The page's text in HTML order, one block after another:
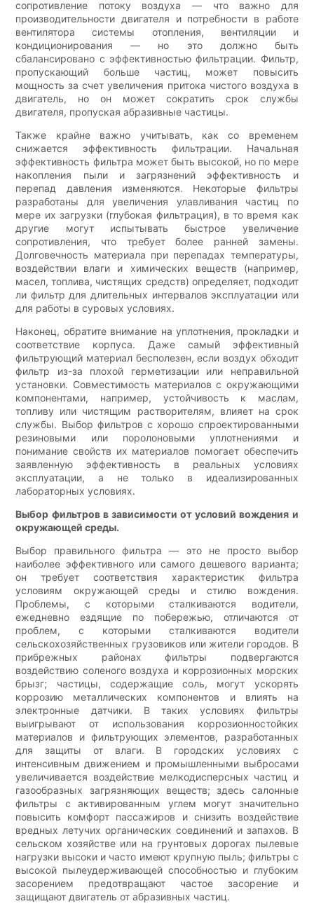
сопротивление потоку воздуха — что важно для
производительности двигателя и потребности в работе
вентилятора системы отопления, вентиляции и
кондиционирования — но это должно быть
сбалансировано с эффективностью фильтрации. Фильтр,
пропускающий больше частиц, может повысить
мощность за счет увеличения притока чистого воздуха в
двигатель, но он может сократить срок службы
двигателя, пропуская абразивные частицы.
Также крайне важно учитывать, как со временем
снижается эффективность фильтрации. Начальная
эффективность фильтра может быть высокой, но по мере
накопления пыли и загрязнений эффективность и
перепад давления изменяются. Некоторые фильтры
разработаны для увеличения улавливания частиц по
мере их загрузки (глубокая фильтрация), в то время как
другие могут испытывать быстрое увеличение
сопротивления, что требует более ранней замены.
Долговечность материала при перепадах температуры,
воздействии влаги и химических веществ (например,
масел, топлива, чистящих средств) определяет, подходит
ли фильтр для длительных интервалов эксплуатации или
для работы в суровых условиях.
Наконец, обратите внимание на уплотнения, прокладки и
соответствие корпуса. Даже самый эффективный
фильтрующий материал бесполезен, если воздух обходит
фильтр из-за плохой герметизации или неправильной
установки. Совместимость материалов с окружающими
компонентами, например, устойчивость к маслам,
топливу или чистящим растворителям, влияет на срок
службы. Выбор фильтров с хорошо спроектированными
резиновыми или поролоновыми уплотнениями и
понимание свойств их материалов помогает обеспечить
заявленную эффективность в реальных условиях
эксплуатации, а не только в идеализированных
лабораторных условиях.
Выбор фильтров в зависимости от условий вождения и
окружающей среды.
Выбор правильного фильтра — это не просто выбор
наиболее эффективного или самого дешевого варианта;
он требует соответствия характеристик фильтра
условиям окружающей среды и стилю вождения.
Проблемы, с которыми сталкиваются водители,
ежедневно ездящие по побережью, отличаются от
проблем, с которыми сталкиваются водители
сельскохозяйственных грузовиков или жители городов. В
прибрежных районах фильтры подвергаются
воздействию соленого воздуха и коррозионных морских
брызг; частицы, содержащие соль, могут ускорять
коррозию металлических компонентов и влиять на
электронные датчики. В таких условиях фильтры
выигрывают от использования коррозионностойких
материалов и фильтрующих элементов, разработанных
для защиты от влаги. В городских условиях с
интенсивным движением и промышленными выбросами
увеличивается воздействие мелкодисперсных частиц и
газообразных загрязняющих веществ; здесь салонные
фильтры с активированным углем могут значительно
повысить комфорт пассажиров и снизить воздействие
вредных летучих органических соединений и запахов. В
сельском хозяйстве или на грунтовых дорогах пылевые
нагрузки высоки и часто имеют крупную пыль; фильтры с
высокой пылеудерживающей способностью и глубоким
засорением предотвращают частое засорение и
защищают двигатель от абразивных частиц.